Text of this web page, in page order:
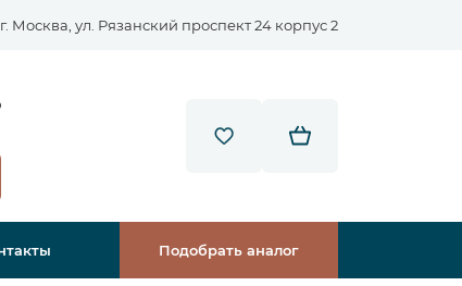
г. Москва, ул. Рязанский проспект 24 корпус 2
Подобрать аналог